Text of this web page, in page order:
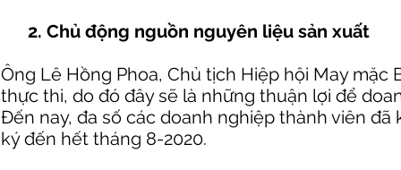
2. Chủ động nguồn nguyên liệu sản xuất
Ông Lê Hồng Phoa, Chủ tịch Hiệp hội May mặc
thực thi, do đó đây sẽ là những thuận lợi để
Đến nay, đa số các doanh nghiệp thành viên
ký đến hết tháng 8-2020.